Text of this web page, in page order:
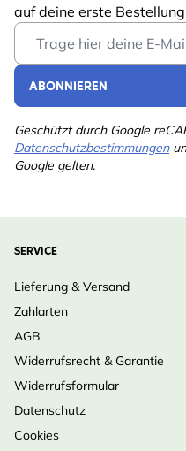
auf deine erste
Email Address
ABONNIEREN
Geschützt durch Google
Datenschutzbestimmungen
Google gelten.
SERVICE
Lieferung & Versand
Zahlarten
AGB
Widerrufsrecht & Garantie
Widerrufsformular
Datenschutz
Cookies